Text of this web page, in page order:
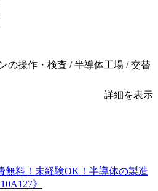
の操作・検査 / 半導体工場 / 交替
詳細を表示